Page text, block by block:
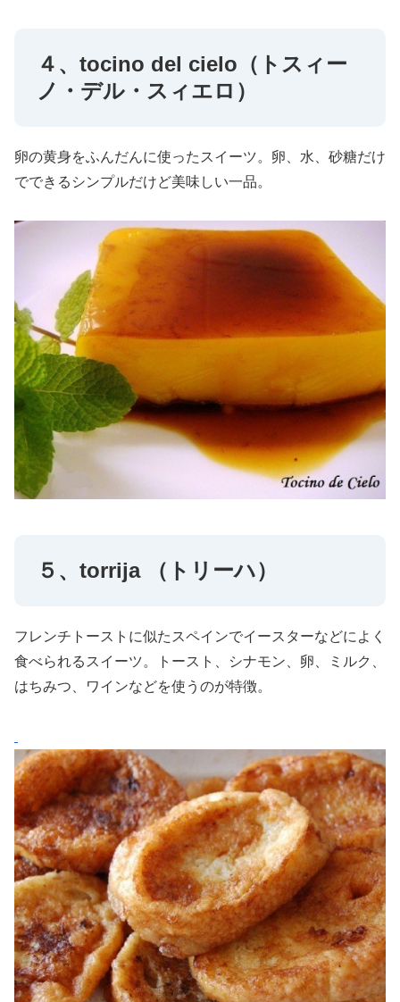
４、tocino del cielo（トスィー
ノ・デル・スィエロ）
卵の黄身をふんだんに使ったスイーツ。卵、水、砂糖だけ
でできるシンプルだけど美味しい一品。
５、torrija （トリーハ）
フレンチトーストに似たスペインでイースターなどによく
食べられるスイーツ。トースト、シナモン、卵、ミルク、
はちみつ、ワインなどを使うのが特徴。